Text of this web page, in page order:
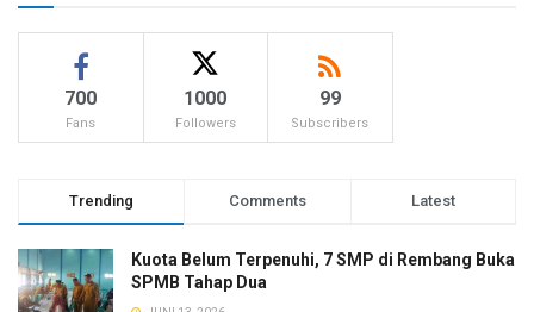
700
Fans
1000
Followers
99
Subscribers
Trending Comments Latest
Kuota Belum Terpenuhi, 7 SMP di Rembang Buka
SPMB Tahap Dua